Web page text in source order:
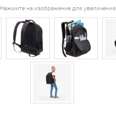
Нажмите на изображение для увеличения